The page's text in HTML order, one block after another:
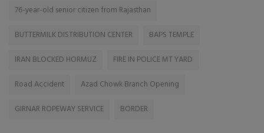
76-year-old senior citizen from Rajasthan
BUTTERMILK DISTRIBUTION CENTER
BAPS TEMPLE
IRAN BLOCKED HORMUZ
FIRE IN POLICE MT YARD
Road Accident
Azad Chowk Branch Opening
GIRNAR ROPEWAY SERVICE
BORDER